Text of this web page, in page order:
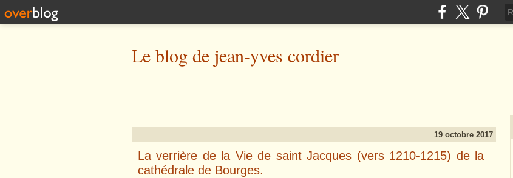
Le blog de jean-yves cordier
19 octobre 2017
La verrière de la Vie de saint Jacques (vers 1210-1215) de la
cathédrale de Bourges.